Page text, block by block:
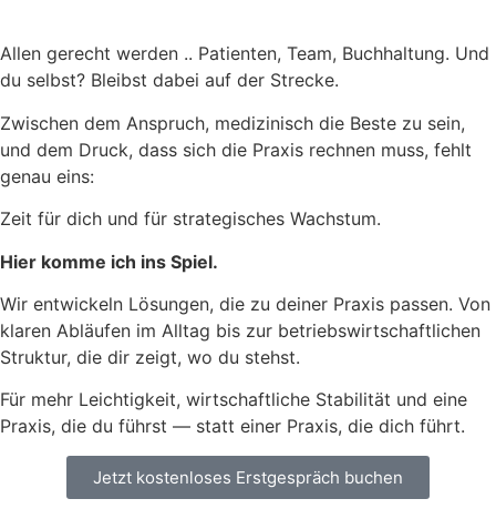
Allen gerecht werden .. Patienten, Team, Buchhaltung. Und
du selbst? Bleibst dabei auf der Strecke.
Zwischen dem Anspruch, medizinisch die Beste zu sein,
und dem Druck, dass sich die Praxis rechnen muss, fehlt
genau eins:
Zeit für dich und für strategisches Wachstum.
Hier komme ich ins Spiel.
Wir entwickeln Lösungen, die zu deiner Praxis passen. Von
klaren Abläufen im Alltag bis zur betriebswirtschaftlichen
Struktur, die dir zeigt, wo du stehst.
Für mehr Leichtigkeit, wirtschaftliche Stabilität und eine
Praxis, die du führst — statt einer Praxis, die dich führt.
Jetzt kostenloses Erstgespräch buchen